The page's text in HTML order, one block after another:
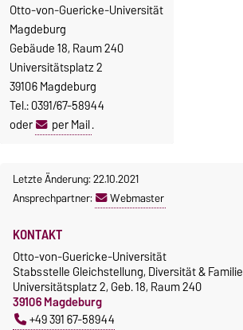
Otto-von-Guericke-Universität
Magdeburg
Gebäude 18, Raum 240
Universitätsplatz 2
39106 Magdeburg
Tel.: 0391/67-58944
oder
per Mail.
Letzte Änderung: 22.10.2021
Ansprechpartner:
Webmaster
KONTAKT
Otto-von-Guericke-Universität
Stabsstelle Gleichstellung, Diversität & Familie
Universitätsplatz 2, Geb. 18, Raum 240
39106 Magdeburg
+49 391 67-58944